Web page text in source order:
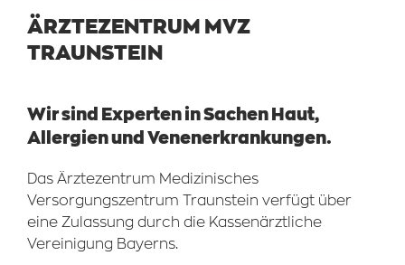
ÄRZTEZENTRUM MVZ
TRAUNSTEIN
Wir sind Experten in Sachen Haut,
Allergien und Venenerkrankungen.
Das Ärztezentrum Medizinisches
Versorgungszentrum Traunstein verfügt über
eine Zulassung durch die Kassenärztliche
Vereinigung Bayerns.